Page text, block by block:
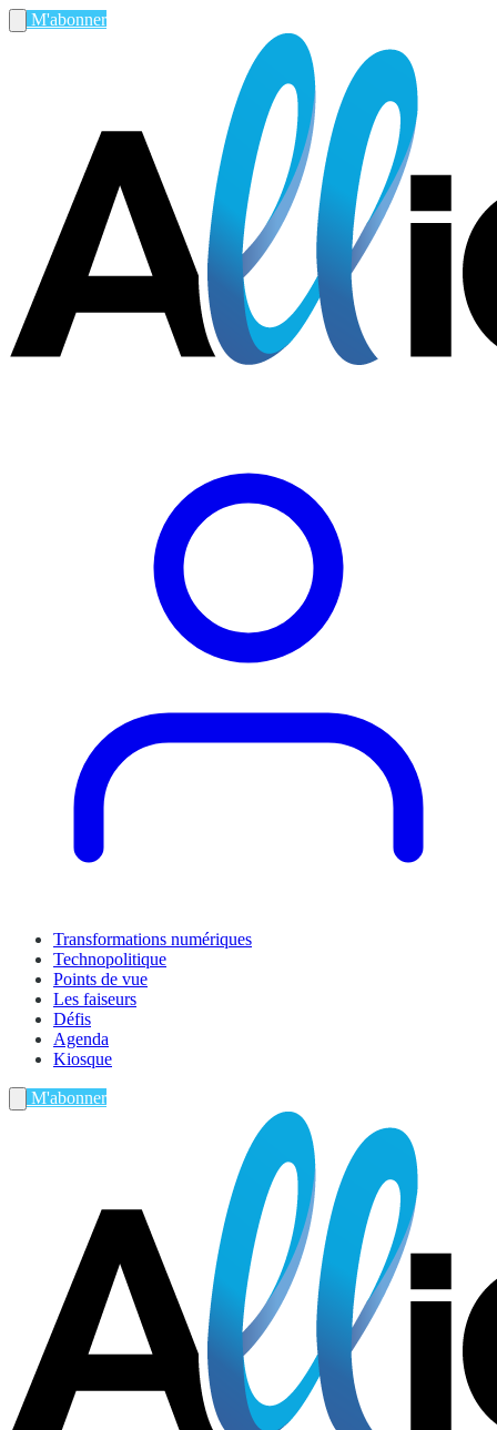
M'abonner
Transformations numériques
Technopolitique
Points de vue
Les faiseurs
Défis
Agenda
Kiosque
M'abonner